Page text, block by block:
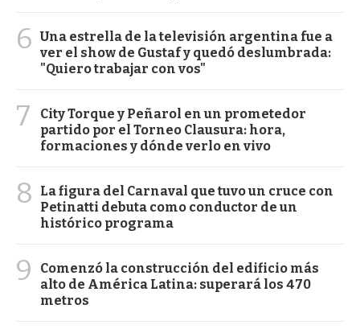
6 Una estrella de la televisión argentina fue a
ver el show de Gustaf y quedó deslumbrada:
"Quiero trabajar con vos"
7
City Torque y Peñarol en un prometedor
partido por el Torneo Clausura: hora,
formaciones y dónde verlo en vivo
8
La figura del Carnaval que tuvo un cruce con
Petinatti debuta como conductor de un
histórico programa
9
Comenzó la construcción del edificio más
alto de América Latina: superará los 470
metros